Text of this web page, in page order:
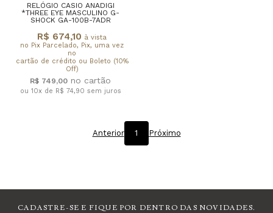
RELÓGIO CASIO ANADIGI
*THREE EYE MASCULINO G-
SHOCK GA-100B-7ADR
R$ 674,10 à vista
no Pix Parcelado, Pix, uma vez
no
cartão de crédito ou Boleto (10%
Off)
R$ 749,00
ou 10x de R$ 74,90 sem juros
Anterior 1 Próximo
CADASTRE-SE E FIQUE POR DENTRO DAS NOVIDADES.